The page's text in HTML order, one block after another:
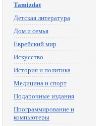
Tamizdat
Детская литература
Дом и семья
Еврейский мир
Искусство
История и политика
Медицина и спорт
Подарочные издания
Программирование и
компьютеры